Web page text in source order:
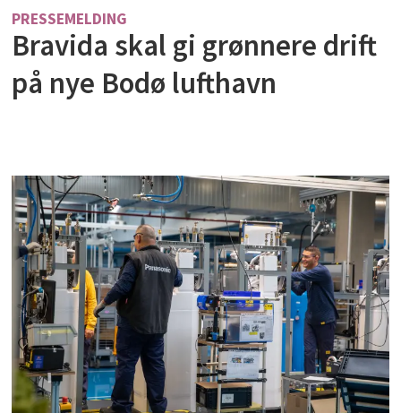
PRESSEMELDING
Bravida skal gi grønnere drift
på nye Bodø lufthavn